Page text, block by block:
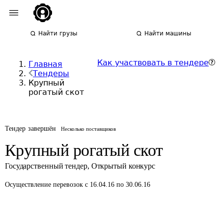
Найти грузы Найти машины
Главная
Тендеры
Крупный
рогатый скот
Как участвовать в тендере
Тендер завершён Несколько поставщиков
Крупный рогатый скот
Государственный тендер, Открытый конкурс
Осуществление перевозок с 16.04.16 по 30.06.16